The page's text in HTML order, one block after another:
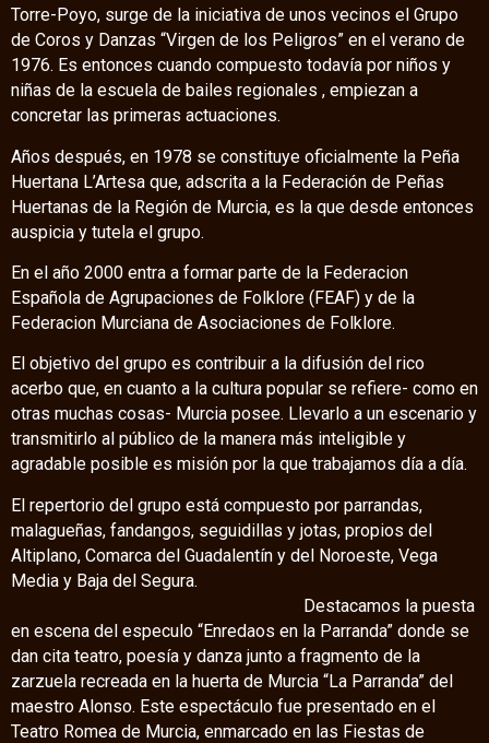
Torre-Poyo, surge de la iniciativa de unos vecinos el Grupo
de Coros y Danzas “Virgen de los Peligros” en el verano de
1976. Es entonces cuando compuesto todavía por niños y
niñas de la escuela de bailes regionales , empiezan a
concretar las primeras actuaciones.
Años después, en 1978 se constituye oficialmente la Peña
Huertana L’Artesa que, adscrita a la Federación de Peñas
Huertanas de la Región de Murcia, es la que desde entonces
auspicia y tutela el grupo.
En el año 2000 entra a formar parte de la Federacion
Española de Agrupaciones de Folklore (FEAF) y de la
Federacion Murciana de Asociaciones de Folklore.
El objetivo del grupo es contribuir a la difusión del rico
acerbo que, en cuanto a la cultura popular se refiere- como en
otras muchas cosas- Murcia posee. Llevarlo a un escenario y
transmitirlo al público de la manera más inteligible y
agradable posible es misión por la que trabajamos día a día.
El repertorio del grupo está compuesto por parrandas,
malagueñas, fandangos, seguidillas y jotas, propios del
Altiplano, Comarca del Guadalentín y del Noroeste, Vega
Media y Baja del Segura.
Destacamos la puesta
en escena del especulo “Enredaos en la Parranda” donde se
dan cita teatro, poesía y danza junto a fragmento de la
zarzuela recreada en la huerta de Murcia “La Parranda” del
maestro Alonso. Este espectáculo fue presentado en el
Teatro Romea de Murcia, enmarcado en las Fiestas de